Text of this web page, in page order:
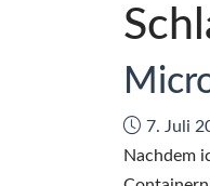
Datum:
7. Juli
Nachdem